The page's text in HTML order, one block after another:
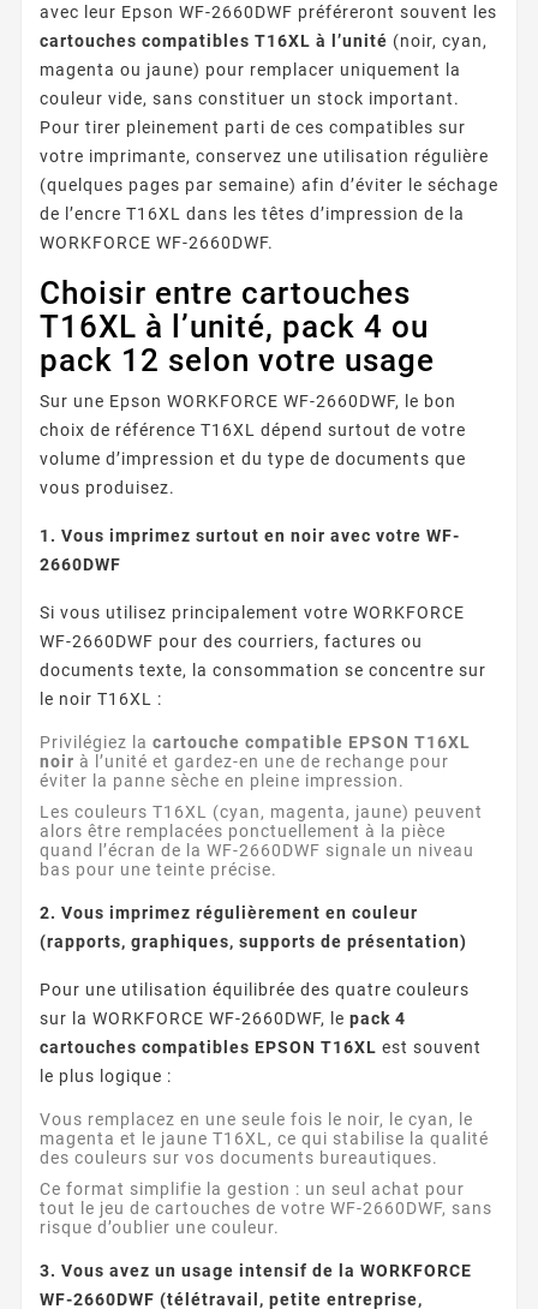
avec leur Epson WF-2660DWF préféreront souvent les
cartouches compatibles T16XL à l’unité (noir, cyan,
magenta ou jaune) pour remplacer uniquement la
couleur vide, sans constituer un stock important.
Pour tirer pleinement parti de ces compatibles sur
votre imprimante, conservez une utilisation régulière
(quelques pages par semaine) afin d’éviter le séchage
de l’encre T16XL dans les têtes d’impression de la
WORKFORCE WF-2660DWF.
Choisir entre cartouches
T16XL à l’unité, pack 4 ou
pack 12 selon votre usage
Sur une Epson WORKFORCE WF-2660DWF, le bon
choix de référence T16XL dépend surtout de votre
volume d’impression et du type de documents que
vous produisez.
1. Vous imprimez surtout en noir avec votre WF-
2660DWF
Si vous utilisez principalement votre WORKFORCE
WF-2660DWF pour des courriers, factures ou
documents texte, la consommation se concentre sur
le noir T16XL :
Privilégiez la cartouche compatible EPSON T16XL
noir à l’unité et gardez-en une de rechange pour
éviter la panne sèche en pleine impression.
Les couleurs T16XL (cyan, magenta, jaune) peuvent
alors être remplacées ponctuellement à la pièce
quand l’écran de la WF-2660DWF signale un niveau
bas pour une teinte précise.
2. Vous imprimez régulièrement en couleur
(rapports, graphiques, supports de présentation)
Pour une utilisation équilibrée des quatre couleurs
sur la WORKFORCE WF-2660DWF, le pack 4
cartouches compatibles EPSON T16XL est souvent
le plus logique :
Vous remplacez en une seule fois le noir, le cyan, le
magenta et le jaune T16XL, ce qui stabilise la qualité
des couleurs sur vos documents bureautiques.
Ce format simplifie la gestion : un seul achat pour
tout le jeu de cartouches de votre WF-2660DWF, sans
risque d’oublier une couleur.
3. Vous avez un usage intensif de la WORKFORCE
WF-2660DWF (télétravail, petite entreprise,